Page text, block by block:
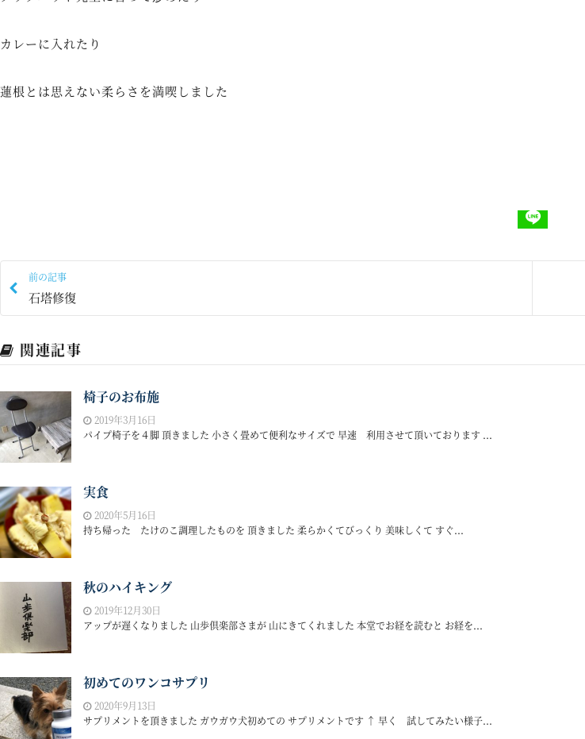
カレーに入れたり
蓮根とは思えない柔らさを満喫しました
前の記事
石塔修復
関連記事
椅子のお布施
2019年3月16日
パイプ椅子を４脚 頂きました 小さく畳めて便利なサイズで 早速 利用させて頂いております ...
実食
2020年5月16日
持ち帰った たけのこ調理したものを 頂きました 柔らかくてびっくり 美味しくて すぐ...
秋のハイキング
2019年12月30日
アップが遅くなりました 山歩倶楽部さまが 山にきてくれました 本堂でお経を読むと お経を...
初めてのワンコサプリ
2020年9月13日
サプリメントを頂きました ガウガウ犬初めての サプリメントです ↑ 早く 試してみたい様子...